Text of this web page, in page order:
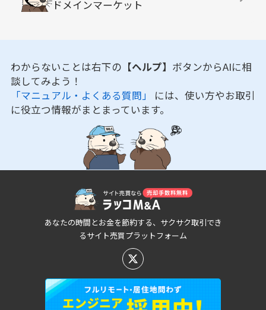
ドメインマーケット
わからないことは右下の 【ヘルプ】 ボタンからAIに相
談してみよう！
「マニュアル・よくある質問」 には、使い方やお取引
に役立つ情報がまとまっています。
あなたの時間とお金を節約する、サクサク取引でき
るサイト売買プラットフォーム